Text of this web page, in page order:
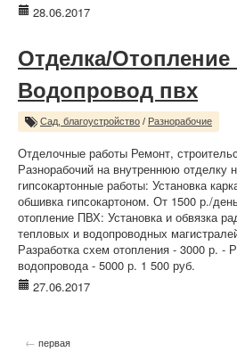
28.06.2017
Отделка/Отопление
Водопровод пвх
Сад, благоустройство / Разнорабочие
Отделочные работы Ремонт,
Разнорабочий на внутреннюю отделку
гипсокартонные работы: Установка
обшивка гипсокартоном. От 1500 р./
отопление ПВХ: Установка и обвязка
тепловых и водопроводных
Разработка схем отопления - 3000 р. -
водопровода - 5000 р. 1 500 руб.
27.06.2017
← первая